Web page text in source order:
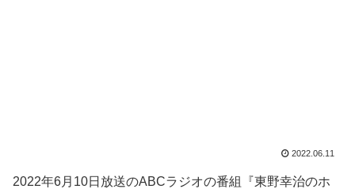
2022.06.11
2022年6月10日放送のABCラジオの番組『東野幸治のホ